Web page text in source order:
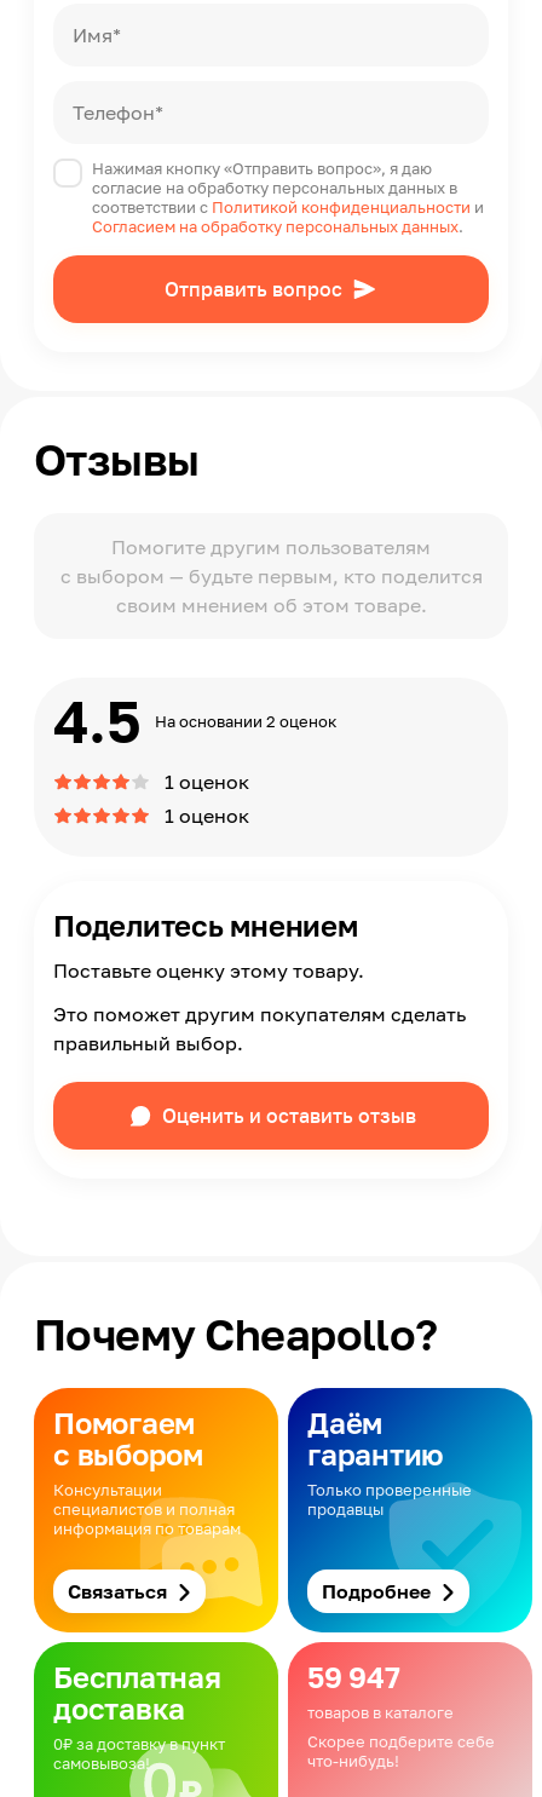
Имя*
Телефон*
Нажимая кнопку «Отправить вопрос», я даю
согласие на обработку персональных данных в
соответствии с Политикой конфиденциальности и
Согласием на обработку персональных данных.
Отправить вопрос
Отзывы
Помогите другим пользователям
с выбором — будьте первым, кто поделится
своим мнением об этом товаре.
4.5 На основании 2 оценок
1 оценок
1 оценок
Поделитесь мнением
Поставьте оценку этому товару.
Это поможет другим покупателям сделать
правильный выбор.
Оценить и оставить отзыв
Почему Cheapollo?
Помогаем
с выбором
Консультации
специалистов и полная
информация по товарам
Связаться
Даём
гарантию
Только проверенные
продавцы
Подробнее
Бесплатная
доставка
0₽ за доставку в пункт
самовывоза!
59 947
товаров в каталоге
Скорее подберите себе
что-нибудь!